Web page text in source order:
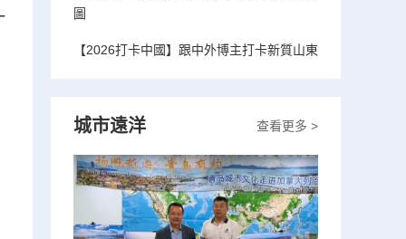
圖
【2026打卡中國】跟中外博主打卡新質山東
查看更多 >
城市遠洋